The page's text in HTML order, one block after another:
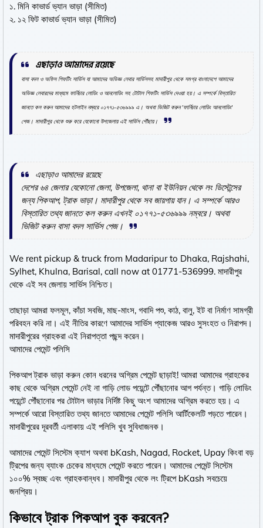
১. মিনি কাভার্ড ভ্যান ভাড়া (সীমিত)
২. ১২ ফিট কাভার্ড ভ্যান ভাড়া (সীমিত)
এছাড়াও আমাদের রয়েছে
বাসা বদল ও অফিস শিফটিং সার্ভিস যা আমাদের অভিজ্ঞ লেবার সার্ভিসসহ মাদারীপুর থেকে সমগ্র বাংলাদেশে আমাদের
অভিজ্ঞ লেবারদের মাধ্যমে ফার্নিচার লোডিং ও আনলোডিং সহ টোটাল শিফটিং সার্ভিস দেওয়া হয়। এ সম্পর্কে বিস্তারিত
জানতে কল করুন আমাদের হটলাইন নম্বরে ০১৭৭১-৫৩৬৯৯৯ এ। অথবা ভিজিট করুন 'ফার্নিচার লোডিং আনলোডিং'
পেজ। মাদারীপুর থেকে শুরু করে যেকোনো উপজেলায় এই সার্ভিস পৌঁছায়।
এছাড়াও আমাদের রয়েছে
দেশের ৬৪ জেলার যেকোনো জেলা, উপজেলা, থানা বা ইউনিয়ন থেকে লং ডিস্টেন্সের
জন্য পিকআপ, ট্রাক ভাড়া। মাদারীপুর থেকে সব জায়গায় যান। এ সম্পর্কে আরও
বিস্তারিত তথ্য জানতে কল করুন এখনই ০১৭৭১-৫৩৬৯৯৯ নম্বরে। অথবা
ভিজিট করুন বাসা বদল সার্ভিস পেজ।
We rent pickup & truck from Madaripur to Dhaka, Rajshahi,
Sylhet, Khulna, Barisal, call now at 01771-536999. মাদারীপুর
থেকে এই সব জেলায় সার্ভিস নিশ্চিত।
তাছাড়া আমরা ফলমূল, কাঁচা সবজি, মাছ-মাংস, গবাদি পশু, কাঠ, বালু, ইট বা নির্মাণ সামগ্রী
পরিবহন করি না। এই নীতির কারণে আমাদের সার্ভিস প্যাকেজ আরও সুসংহত ও নিরাপদ।
মাদারীপুরের গ্রাহকরা এই নিরাপত্তা পছন্দ করেন।
আমাদের পেমেন্ট পলিসি
পিকআপ ট্রাক ভাড়া করুন কোন ধরনের অগ্রিম পেমেন্ট ছাড়াই! আমরা আমাদের গ্রাহকের
কাছ থেকে অগ্রিম পেমেন্ট নেই না গাড়ি লোড পয়েন্টে পৌঁছানোর আগ পর্যন্ত। গাড়ি লোডিং
পয়েন্টে পৌঁছানোর পর টোটাল ভাড়ার নির্দিষ্ট কিছু অংশ আমাদের অগ্রিম করতে হয়। এ
সম্পর্কে আরো বিস্তারিত তথ্য জানতে আমাদের পেমেন্ট পলিসি আর্টিকেলটি পড়তে পারেন।
মাদারীপুরের দূরবর্তী এলাকায় এই পলিসি খুব সুবিধাজনক।
আমাদের পেমেন্ট সিস্টেম ক্যাশ অথবা bKash, Nagad, Rocket, Upay কিংবা বড়
ট্রিপের জন্য ব্যাংক চেকের মাধ্যমে পেমেন্ট করতে পারেন। আমাদের পেমেন্ট সিস্টেম
১০০% স্বচ্ছ এবং গ্রাহকবান্ধব। মাদারীপুর থেকে লং ট্রিপে bKash সবচেয়ে
জনপ্রিয়।
কিভাবে ট্রাক পিকআপ বুক করবেন?